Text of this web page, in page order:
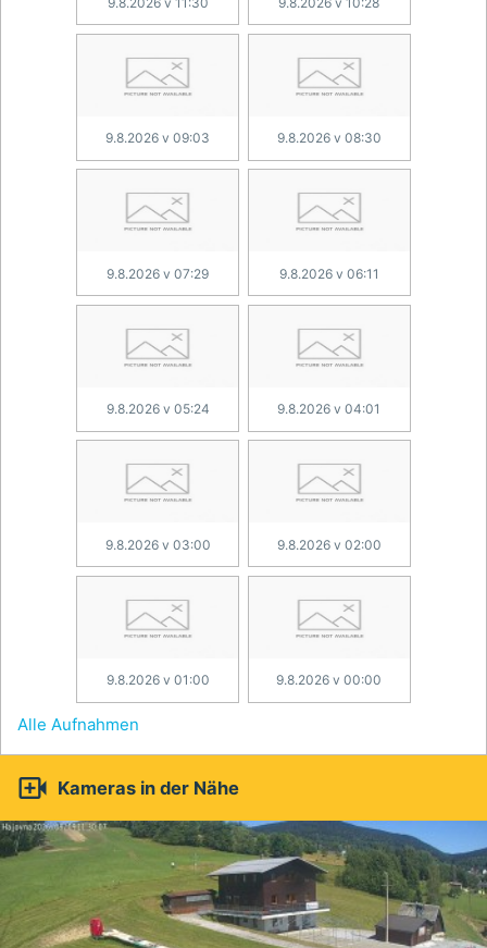
9.8.2026 v 09:03 9.8.2026 v 08:30
9.8.2026 v 07:29 9.8.2026 v 06:11
9.8.2026 v 05:24 9.8.2026 v 04:01
9.8.2026 v 03:00 9.8.2026 v 02:00
9.8.2026 v 01:00 9.8.2026 v 00:00
Alle Aufnahmen
 Kameras in der Nähe